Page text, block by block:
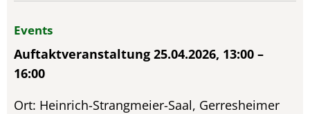
Events
Auftaktveranstaltung 25.04.2026, 13:00 –
16:00
Ort: Heinrich-Strangmeier-Saal, Gerresheimer